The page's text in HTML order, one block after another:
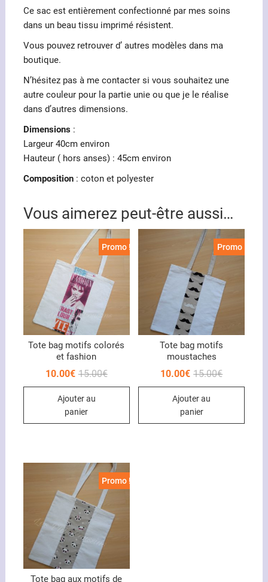
Ce sac est entièrement confectionné par mes soins
dans un beau tissu imprimé résistent.
Vous pouvez retrouver d’ autres modèles dans ma
boutique.
N’hésitez pas à me contacter si vous souhaitez une
autre couleur pour la partie unie ou que je le réalise
dans d’autres dimensions.
Dimensions:
Largeur 40cm environ
Hauteur ( hors anses) : 45cm environ
Composition: coton et polyester
Vous aimerez peut-être aussi…
Promo !
Tote bag motifs colorés
et fashion
15.00€Le
10.00€
Le
Ajouter au
panier
Promo !
Tote bag motifs
moustaches
15.00€Le
10.00€
Le
Ajouter au
panier
Promo !
Tote bag aux motifs de